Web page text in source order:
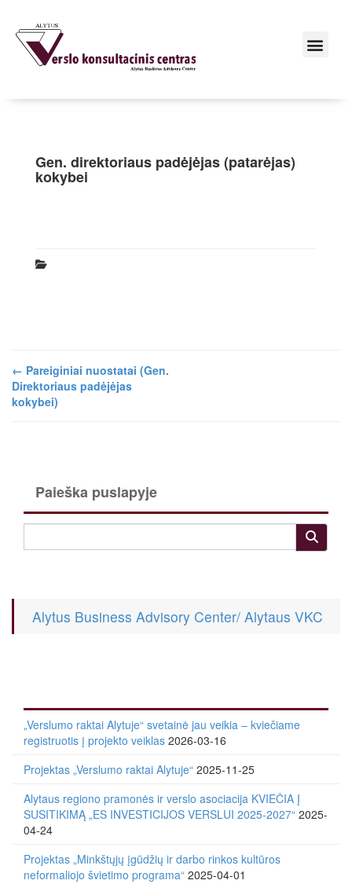
Gen. direktoriaus padėjėjas (patarėjas)
kokybei
← Pareiginiai nuostatai (Gen.
Direktoriaus padėjėjas
kokybei)
Paieška puslapyje
Alytus Business Advisory Center/ Alytaus VKC
„Verslumo raktai Alytuje“ svetainė jau veikia – kviečiame
registruotis į projekto veiklas 2026-03-16
Projektas „Verslumo raktai Alytuje“ 2025-11-25
Alytaus regiono pramonės ir verslo asociacija KVIEČIA Į
SUSITIKIMĄ „ES INVESTICIJOS VERSLUI 2025-2027“ 2025-
04-24
Projektas „Minkštųjų įgūdžių ir darbo rinkos kultūros
neformaliojo švietimo programa“ 2025-04-01